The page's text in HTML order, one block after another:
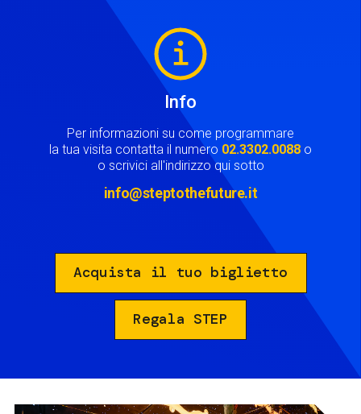
Info
Per informazioni su come programmare
la tua visita contatta il numero 02.3302.0088 o
o scrivici all'indirizzo qui sotto
info@steptothefuture.it
Acquista il tuo biglietto
Regala STEP